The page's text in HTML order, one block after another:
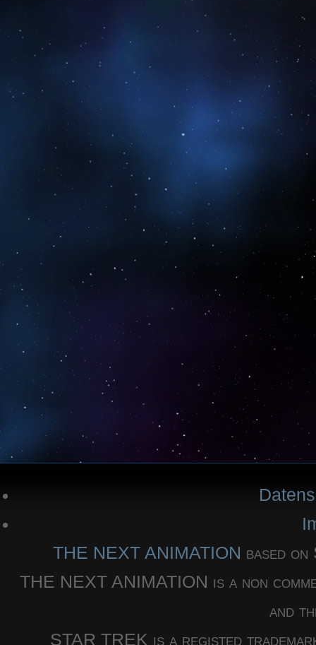
THE NEXT ANIMATION based
THE NEXT ANIMATION is a non
and
STAR TREK is a registed